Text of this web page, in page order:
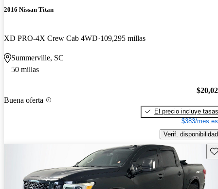
2016 Nissan Titan
XD PRO-4X Crew Cab 4WD 109,295 millas
Summerville, SC
50 millas
Buena oferta
El precio incluye tasas
$383/mes
Verif. disponibilidad